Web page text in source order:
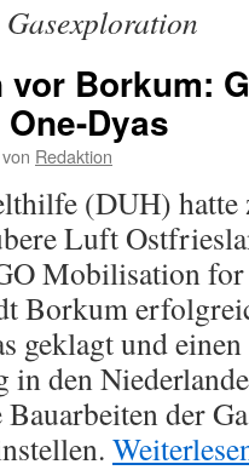
Gasexploration
vor Borkum:
Dyas
von Redaktion
(DUH) hatte
Luft
Mobilisation
Borkum
geklagt und
in den
der